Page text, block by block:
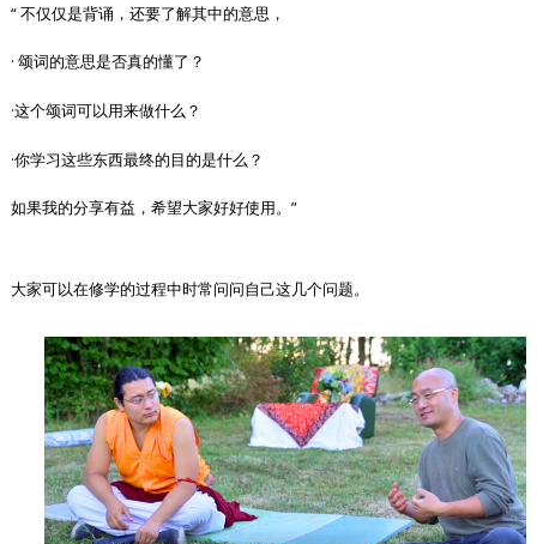
“ 不仅仅是背诵，还要了解其中的意思，
· 颂词的意思是否真的懂了？
·这个颂词可以用来做什么？
·你学习这些东西最终的目的是什么？
如果我的分享有益，希望大家好好使用。”
大家可以在修学的过程中时常问问自己这几个问题。